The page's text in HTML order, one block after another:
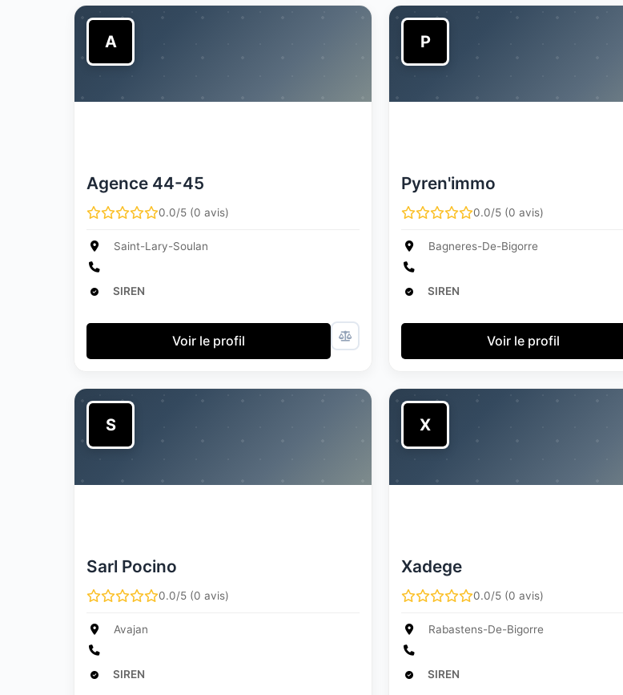
A
Agence 44-45
0.0/5 (0 avis)
Saint-Lary-Soulan
SIREN
Voir le profil
P
Pyren'immo
0.0/5 (0 avis)
Bagneres-De-Bigorre
SIREN
Voir le profil
S
Sarl Pocino
0.0/5 (0 avis)
Avajan
SIREN
X
Xadege
0.0/5 (0 avis)
Rabastens-De-Bigorre
SIREN